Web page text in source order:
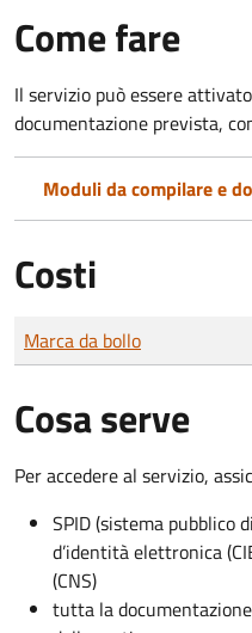
Come fare
Il servizio può essere
documentazione prevista,
Moduli da compilare e
Costi
Tipo di pagamento
Importo
Marca da bollo
Cosa serve
Per accedere al servizio,
SPID (sistema pubblico
d’identità elettronica
(CNS)
tutta la